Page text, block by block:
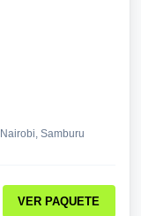
Samburu
VER PAQUETE